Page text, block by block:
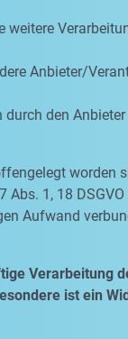
weitere
Anbieter/
den
worden
1, 18
Aufwand
Verarbeitung
ist ein